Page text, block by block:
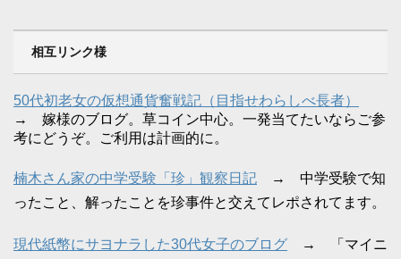
相互リンク様
50代初老女の仮想通貨奮戦記（目指せわらしべ長者）
→ 嫁様のブログ。草コイン中心。一発当てたいならご参
考にどうぞ。ご利用は計画的に。
楠木さん家の中学受験「珍」観察日記 → 中学受験で知
ったこと、解ったことを珍事件と交えてレポされてます。
現代紙幣にサヨナラした30代女子のブログ → 「マイニ